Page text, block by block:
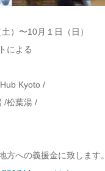
）〜10月１日（日）
による
Kyoto /
/松葉湯 /
方への義援金に致します。